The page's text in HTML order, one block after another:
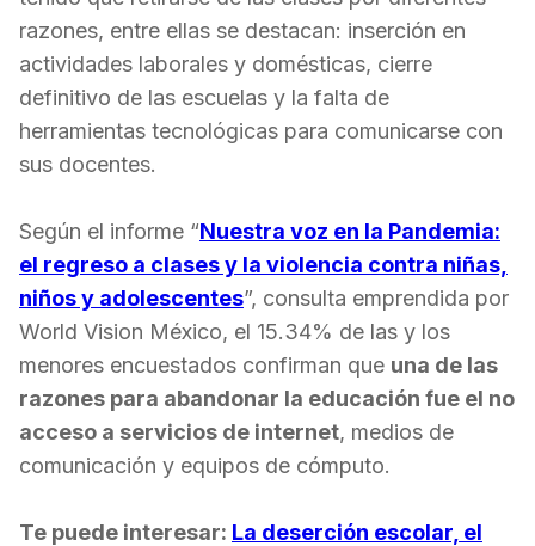
razones, entre ellas se destacan: inserción en
actividades laborales y domésticas, cierre
definitivo de las escuelas y la falta de
herramientas tecnológicas para comunicarse con
sus docentes.
Según el informe “Nuestra voz en la Pandemia:
el regreso a clases y la violencia contra niñas,
niños y adolescentes”, consulta emprendida por
World Vision México, el 15.34% de las y los
menores encuestados confirman que una de las
razones para abandonar la educación fue el no
acceso a servicios de internet, medios de
comunicación y equipos de cómputo.
Te puede interesar: La deserción escolar, el